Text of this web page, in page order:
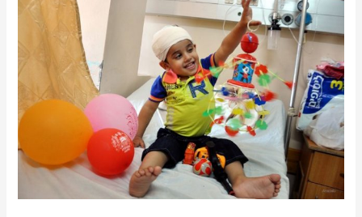
dan
Menghapus
Mata
Anak
Yatim